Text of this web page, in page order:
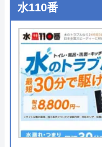
株式会社 西部が
株式会社西部は住宅
対応している業者で
も承っております。
域と、相双地区や一
り、地域密着でサー
営業時間は8:00～
水110番